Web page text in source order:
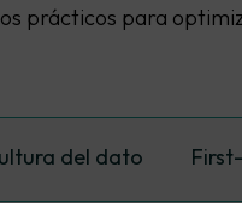
prácticos para
del dato